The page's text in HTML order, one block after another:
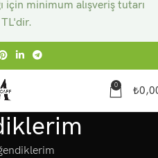
0 ₺
için minimum alışveriş tutarı